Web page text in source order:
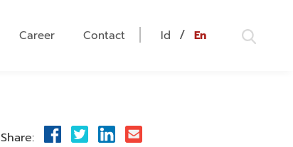
Career Contact Id / En
Share: